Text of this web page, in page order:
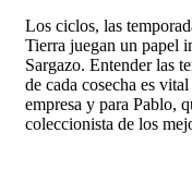
Los ciclos, las
Tierra juegan un papel
Sargazo. Entender las
de cada cosecha es
empresa y para Pablo,
coleccionista de los